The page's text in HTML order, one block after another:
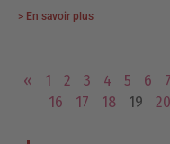
> En savoir plus
« 1 2 3 4 5 6 7
16
17 18 19 20